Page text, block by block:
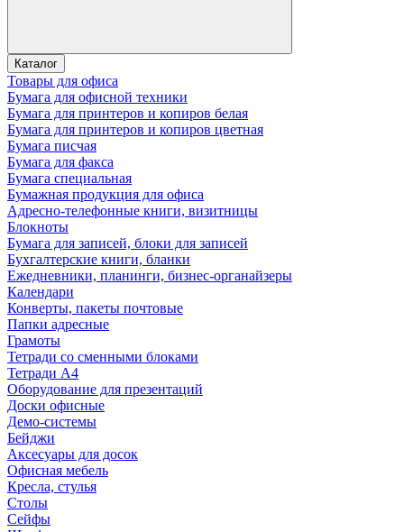
Каталог
Товары для офиса
Бумага для офисной техники
Бумага для принтеров и копиров белая
Бумага для принтеров и копиров цветная
Бумага писчая
Бумага для факса
Бумага специальная
Бумажная продукция для офиса
Адресно-телефонные книги, визитницы
Блокноты
Бумага для записей, блоки для записей
Бухгалтерские книги, бланки
Ежедневники, планинги, бизнес-органайзеры
Календари
Конверты, пакеты почтовые
Папки адресные
Грамоты
Тетради со сменными блоками
Тетради А4
Оборудование для презентаций
Доски офисные
Демо-системы
Бейджи
Аксесуары для досок
Офисная мебель
Кресла, стулья
Столы
Сейфы